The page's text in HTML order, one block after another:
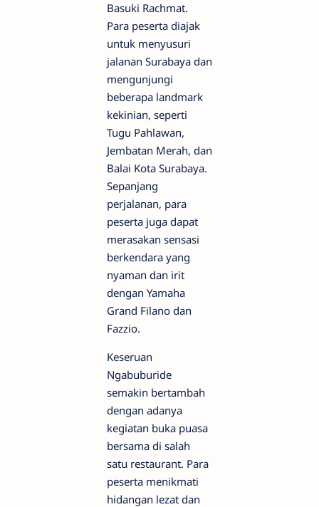
Basuki Rachmat.
Para peserta diajak
untuk menyusuri
jalanan Surabaya dan
mengunjungi
beberapa landmark
kekinian, seperti
Tugu Pahlawan,
Jembatan Merah, dan
Balai Kota Surabaya.
Sepanjang
perjalanan, para
peserta juga dapat
merasakan sensasi
berkendara yang
nyaman dan irit
dengan Yamaha
Grand Filano dan
Fazzio.
Keseruan
Ngabuburide
semakin bertambah
dengan adanya
kegiatan buka puasa
bersama di salah
satu restaurant. Para
peserta menikmati
hidangan lezat dan